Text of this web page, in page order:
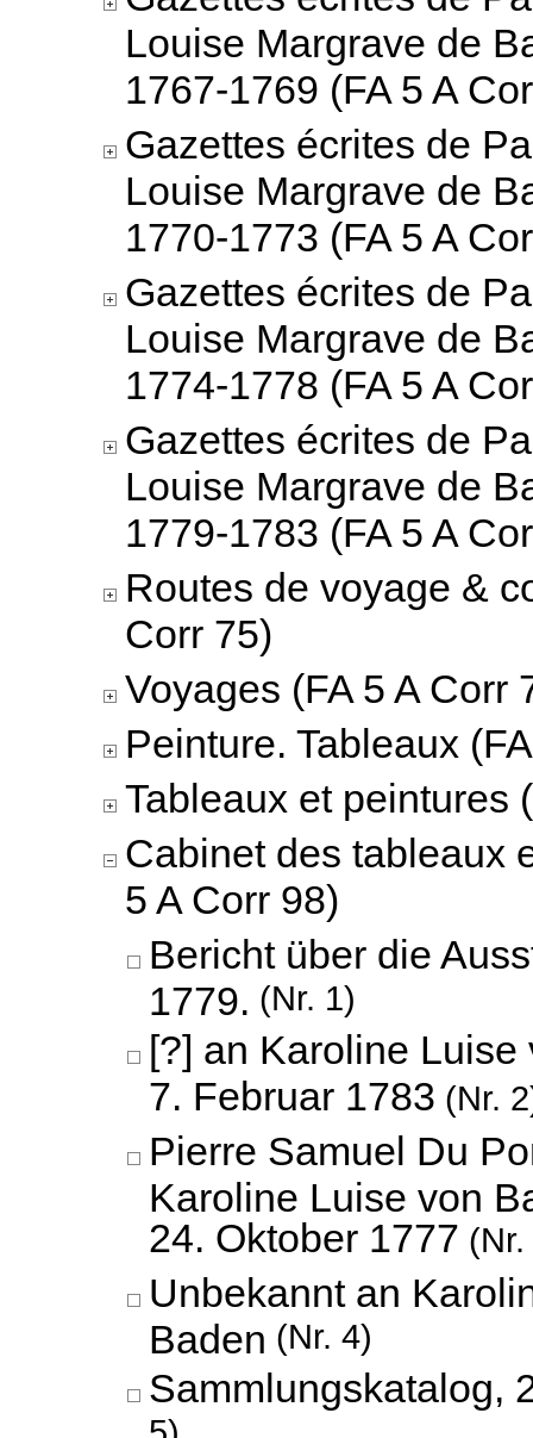
Louise Margrave de
1767-1769 (FA 5 A
Gazettes écrites de
Louise Margrave de
1770-1773 (FA 5 A
Gazettes écrites de
Louise Margrave de
1774-1778 (FA 5 A
Gazettes écrites de
Louise Margrave de
1779-1783 (FA 5 A
Routes de voyage &
Corr 75)
Voyages (FA 5 A Corr
Peinture. Tableaux
Tableaux et peintures
Cabinet des tableaux
5 A Corr 98)
Bericht über die
1779. (Nr. 1)
[?] an Karoline Luise
7. Februar 1783 (Nr.
Pierre Samuel Du
Karoline Luise von
24. Oktober 1777
Unbekannt an
Baden (Nr. 4)
Sammlungskatalog,